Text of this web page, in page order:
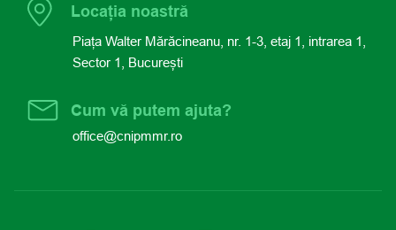
Locația noastră
Piața Walter Mărăcineanu, nr. 1-3, etaj 1, intrarea 1,
Sector 1, București
Cum vă putem ajuta?
office@cnipmmr.ro